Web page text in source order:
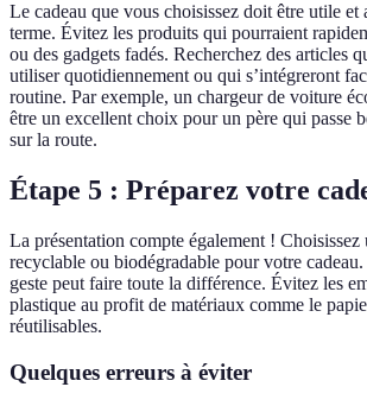
Le cadeau que vous choisissez doit être utile et
terme. Évitez les produits qui pourraient
ou des gadgets fadés. Recherchez des articles
utiliser quotidiennement ou qui s’intégreront
routine. Par exemple, un chargeur de voiture
être un excellent choix pour un père qui passe
sur la route.
Étape 5 : Préparez votre
La présentation compte également ! Choisissez
recyclable ou biodégradable pour votre
geste peut faire toute la différence. Évitez les
plastique au profit de matériaux comme le
réutilisables.
Quelques erreurs à éviter